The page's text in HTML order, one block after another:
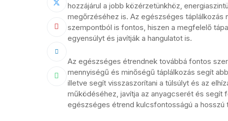
hozzájárul a jobb közérzetünkhöz,
megőrzéséhez is. Az egészséges táplálkozás
szempontból is fontos, hiszen a megfelelő
egyensúlyt és javítják a hangulatot is.
Az egészséges étrendnek továbbá fontos
mennyiségű és minőségű táplálkozás segít
illetve segít visszaszorítani a túlsúlyt és az
működéséhez, javítja az anyagcserét és segít
egészséges étrend kulcsfontosságú a